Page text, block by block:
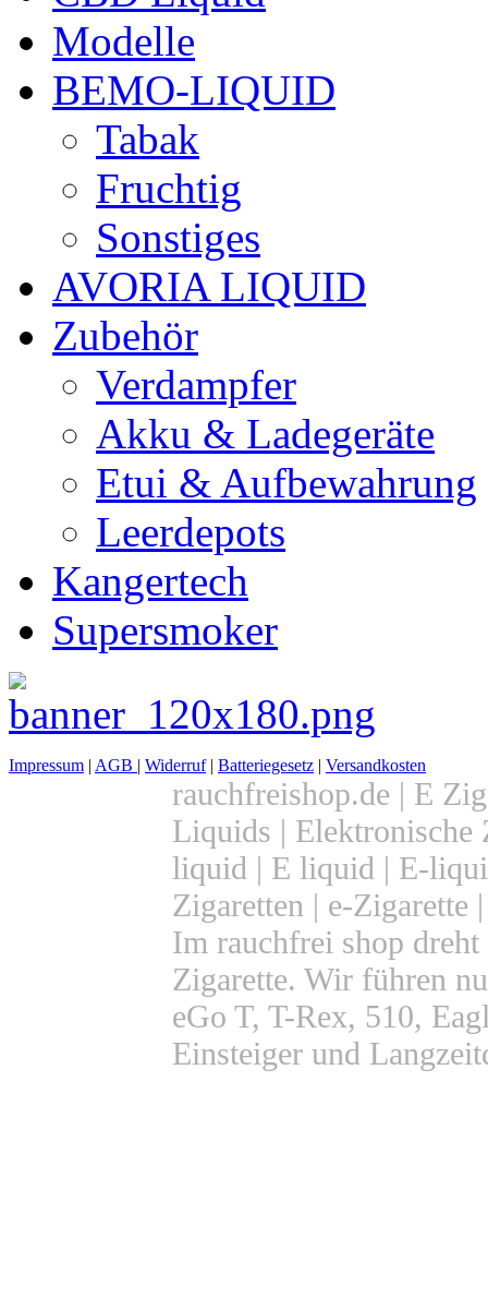
Modelle
BEMO-LIQUID
Tabak
Fruchtig
Sonstiges
AVORIA LIQUID
Zubehör
Verdampfer
Akku & Ladegeräte
Etui & Aufbewahrung
Leerdepots
Kangertech
Supersmoker
Impressum | AGB | Widerruf| Batteriegesetz | Versandkosten
rauchfreishop.de | E
Liquids | Elektronische
liquid | E liquid | E-
Zigaretten | e-Zigarette
Im rauchfrei shop
Zigarette. Wir führen
eGo T, T-Rex, 510,
Einsteiger und